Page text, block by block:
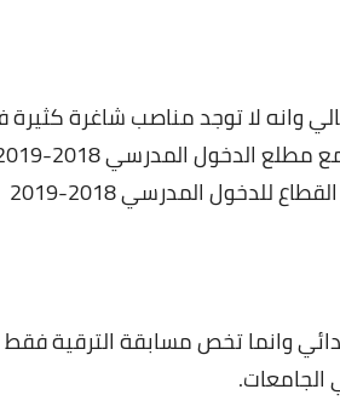
وانه لا توجد مناصب شاغرة
مطلع الدخول المدر
سي 2018-
وسيتم الشروع في عد المناصب الشاغرة و القابلة للشغور لمعرفة احتياجات القطاع للدخول المدرسي 2018-2019
الطور الابتدائي وانما تخص مسابقة الترقية فقط
الجامعات.